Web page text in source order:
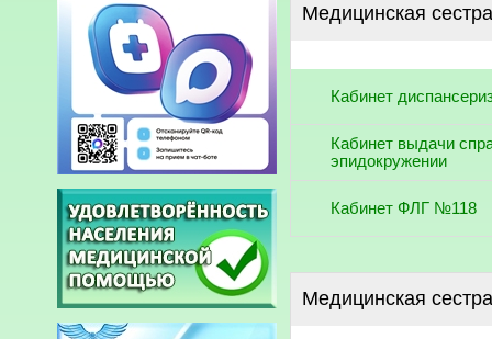
Медицинская сестра
Кабинет
Кабинет выдачи
эпидокружении
Кабинет ФЛГ №118
Медицинская